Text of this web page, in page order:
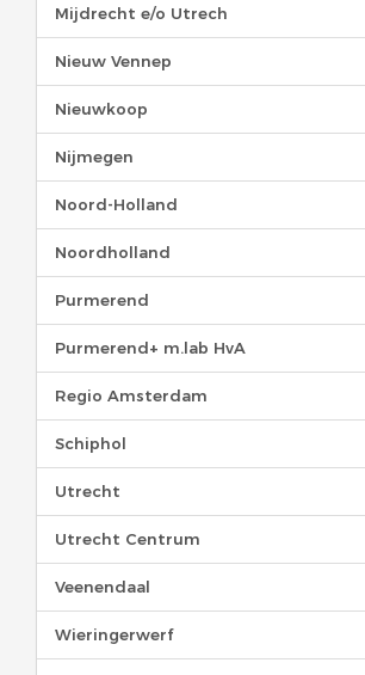
Mijdrecht e/o Utrech
Nieuw Vennep
Nieuwkoop
Nijmegen
Noord-Holland
Noordholland
Purmerend
Purmerend+ m.lab HvA
Regio Amsterdam
Schiphol
Utrecht
Utrecht Centrum
Veenendaal
Wieringerwerf